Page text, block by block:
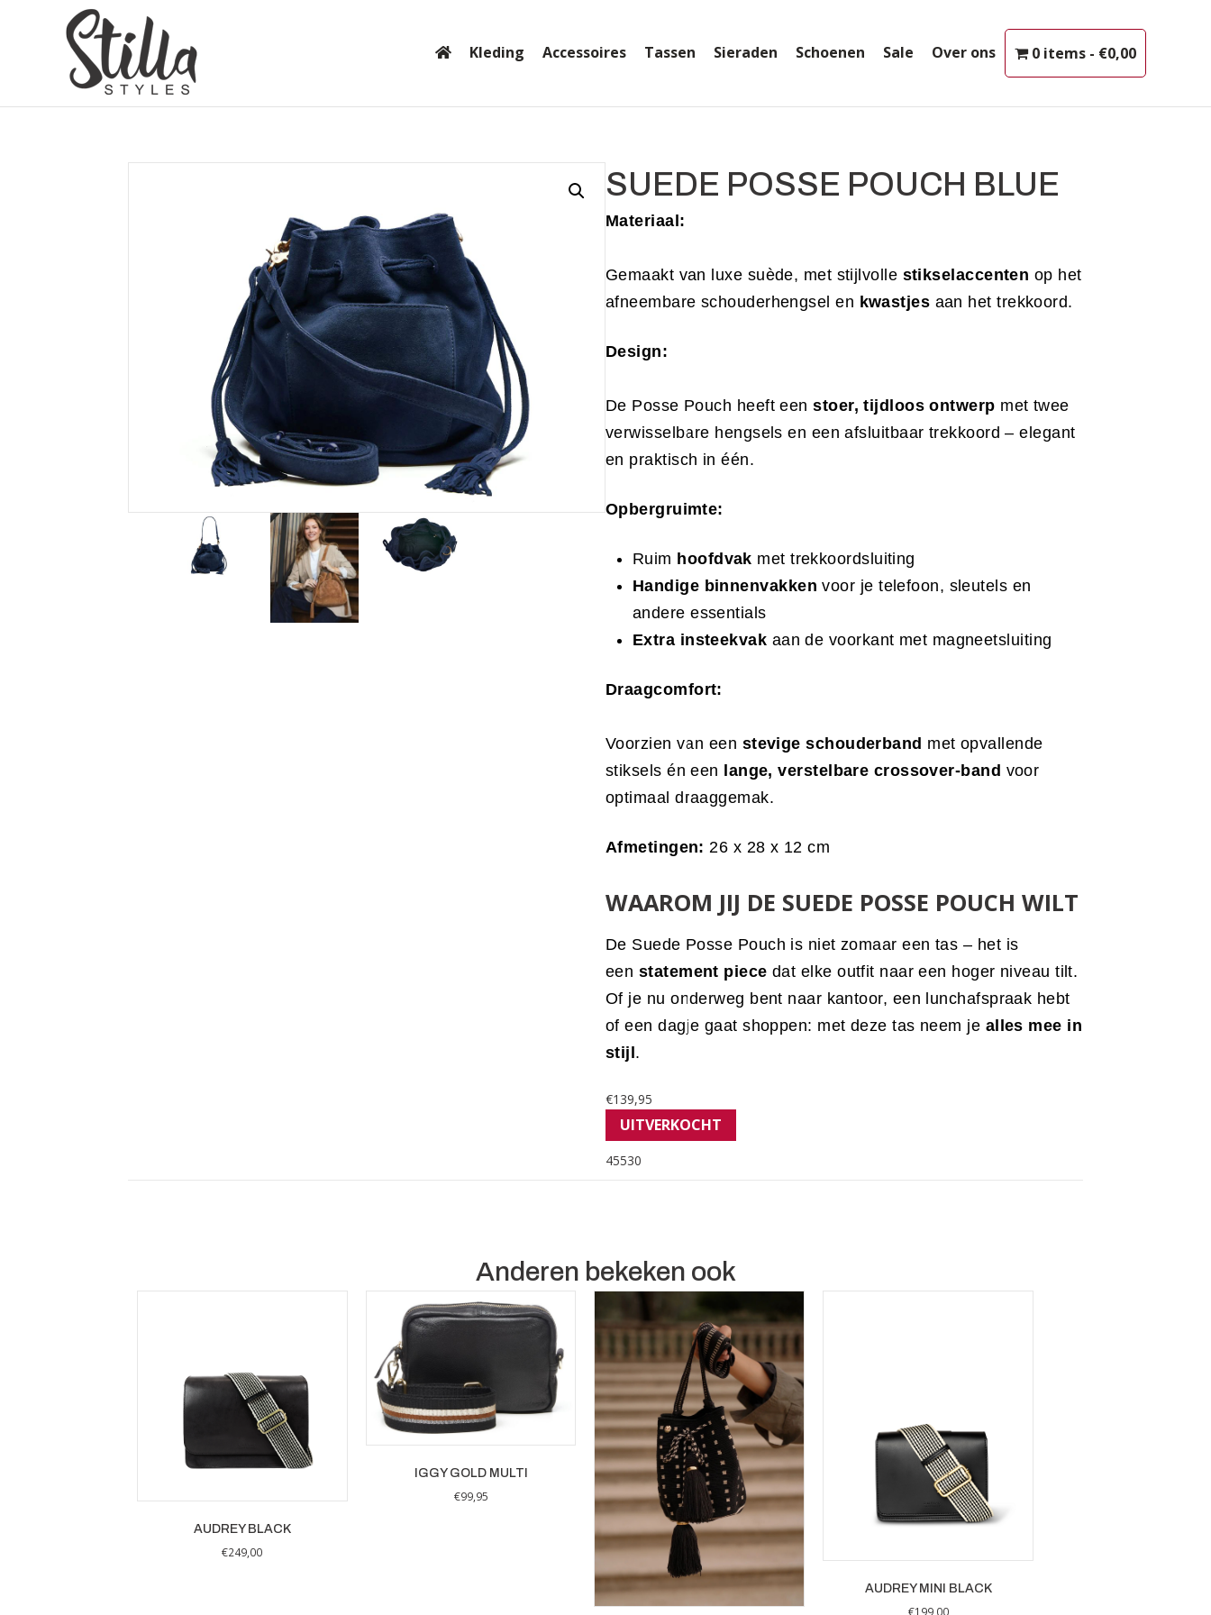
Kleding Accessoires Tassen Sieraden Schoenen Sale Over ons 0 items €0,00
SUEDE POSSE POUCH BLUE
Materiaal:
Gemaakt van luxe suède, met stijlvolle stikselaccenten op het
afneembare schouderhengsel en kwastjes aan het trekkoord.
Design:
De Posse Pouch heeft eenstoer, tijdloos ontwerp met twee
verwisselbare hengsels en een afsluitbaar trekkoord – elegant
en praktisch in één.
Opbergruimte:
Ruim hoofdvak met trekkoordsluiting
Handige binnenvakken voor je telefoon, sleutels en
andere essentials
Extra insteekvak aan de voorkant met magneetsluiting
Draagcomfort:
Voorzien van een stevige schouderband met opvallende
stiksels én een
lange, verstelbare crossover-band voor
optimaal draaggemak.
Afmetingen: 26 x 28 x 12 cm
WAAROM JIJ DE SUEDE POSSE POUCH WILT
De Suede Posse Pouch is niet zomaar een tas – het is
een statement piece dat elke outfit naar een hoger niveau tilt.
Of je nu onderweg bent naar kantoor, een lunchafspraak hebt
of een dagje gaat shoppen: met deze tas neem je alles mee in
stijl .
€139,95
UITVERKOCHT
45530
Anderen bekeken ook
AUDREY BLACK
€249,00
IGGY GOLD MULTI
€99,95
AUDREY MINI BLACK